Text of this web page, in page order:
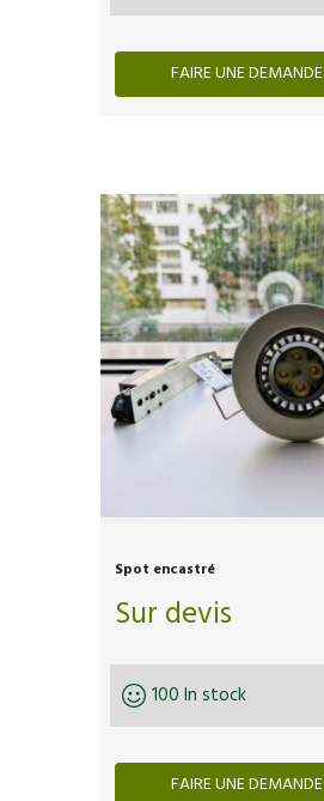
FAIRE UNE DEMANDE
Spot encastré
Sur devis
100 In stock
FAIRE UNE DEMANDE